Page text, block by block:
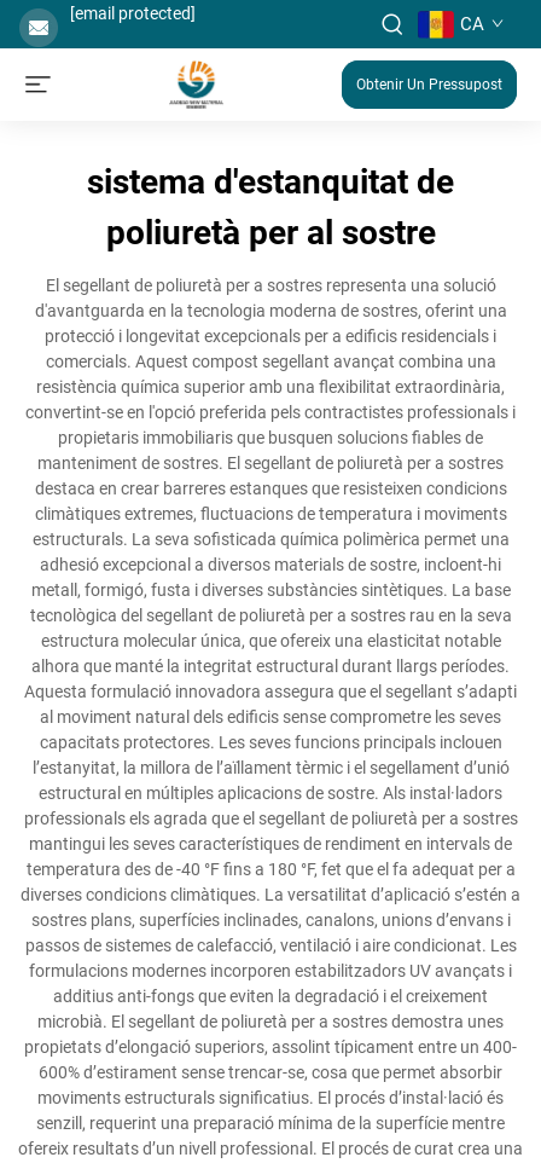
[email protected] CA
Obtenir Un Pressupost
sistema d'estanquitat de
poliuretà per al sostre
El segellant de poliuretà per a sostres representa una solució
d'avantguarda en la tecnologia moderna de sostres, oferint una
protecció i longevitat excepcionals per a edificis residencials i
comercials. Aquest compost segellant avançat combina una
resistència química superior amb una flexibilitat extraordinària,
convertint-se en l'opció preferida pels contractistes professionals i
propietaris immobiliaris que busquen solucions fiables de
manteniment de sostres. El segellant de poliuretà per a sostres
destaca en crear barreres estanques que resisteixen condicions
climàtiques extremes, fluctuacions de temperatura i moviments
estructurals. La seva sofisticada química polimèrica permet una
adhesió excepcional a diversos materials de sostre, incloent-hi
metall, formigó, fusta i diverses substàncies sintètiques. La base
tecnològica del segellant de poliuretà per a sostres rau en la seva
estructura molecular única, que ofereix una elasticitat notable
alhora que manté la integritat estructural durant llargs períodes.
Aquesta formulació innovadora assegura que el segellant s’adapti
al moviment natural dels edificis sense comprometre les seves
capacitats protectores. Les seves funcions principals inclouen
l’estanyitat, la millora de l’aïllament tèrmic i el segellament d’unió
estructural en múltiples aplicacions de sostre. Als instal·ladors
professionals els agrada que el segellant de poliuretà per a sostres
mantingui les seves característiques de rendiment en intervals de
temperatura des de -40 °F fins a 180 °F, fet que el fa adequat per a
diverses condicions climàtiques. La versatilitat d’aplicació s’estén a
sostres plans, superfícies inclinades, canalons, unions d’envans i
passos de sistemes de calefacció, ventilació i aire condicionat. Les
formulacions modernes incorporen estabilitzadors UV avançats i
additius anti-fongs que eviten la degradació i el creixement
microbià. El segellant de poliuretà per a sostres demostra unes
propietats d’elongació superiors, assolint típicament entre un 400-
600% d’estirament sense trencar-se, cosa que permet absorbir
moviments estructurals significatius. El procés d’instal·lació és
senzill, requerint una preparació mínima de la superfície mentre
ofereix resultats d’un nivell professional. El procés de curat crea una